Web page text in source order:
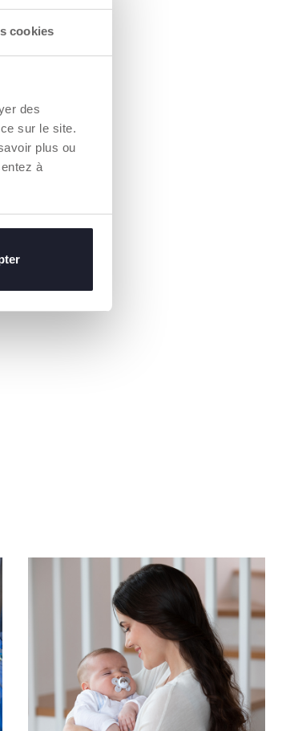
cookies
des
sur le site.
plus ou
à